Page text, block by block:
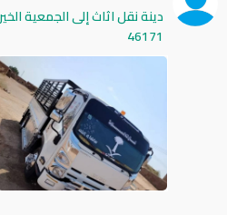
46171